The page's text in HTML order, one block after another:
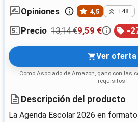
Opiniones 4,5 +48
Precio 13,14 €9,59 € -
Ver oferta
Como Asociado de Amazon, gano con las
requisitos.
Descripción del producto
La Agenda Escolar 2026 en